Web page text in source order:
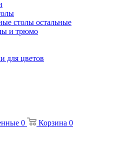
столы остальные
и трюмо
для цветов
0 Корзина 0